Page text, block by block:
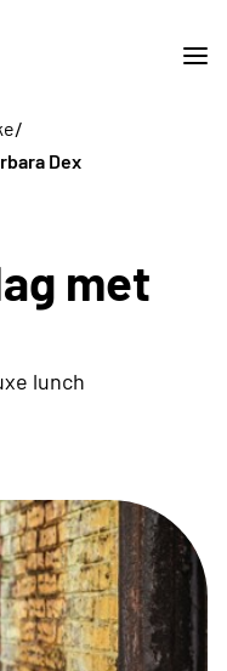
/
Dex
met
lunch